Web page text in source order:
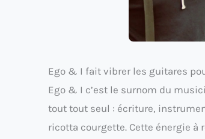
Ego & I fait vibrer les guitares
Ego & I c’est le surnom du
tout tout seul : écriture,
ricotta courgette. Cette énergie à